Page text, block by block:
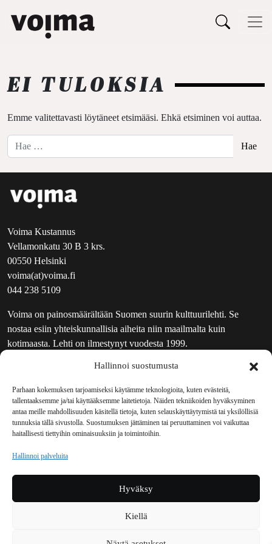
Hallinnoi suostumusta
Parhaan kokemuksen tarjoamiseksi käytämme teknologioita, kuten evästeitä,
tallentaaksemme ja/tai käyttääksemme laitetietoja. Näiden tekniikoiden hyväksyminen
antaa meille mahdollisuuden käsitellä tietoja, kuten selauskäyttäytymistä tai yksilöllisiä
tunnuksia tällä sivustolla. Suostumuksen jättäminen tai peruuttaminen voi vaikuttaa
haitallisesti tiettyihin ominaisuuksiin ja toimintoihin.
Hallinnoi palveluita
Hyväksy
Kiellä
Päävalikko
EI TULOKSIA
Emme valitettavasti löytäneet etsimääsi. Ehkä etsiminen voi auttaa.
Hae:
Voima Kustannus
Vellamonkatu 30 B 3 krs.
00550 Helsinki
voima(at)voima.fi
044 238 5109
Voima on painosmäärältään Suomen suurin kulttuurilehti. Se
nostaa esiin yhteiskunnallisia aiheita niin maailmalta kuin
kotimaasta. Lehti on ilmestynyt vuodesta 1999.
UUTISKIRJE
MAINOSTAJILLE
VASTAMAINOKSET
JAKELUPAIKAT
REKISTERISELOSTE
TILAUKSEN PERUUTUSPYYNTÖ
TILAUSOHJEET JA -EHDOT